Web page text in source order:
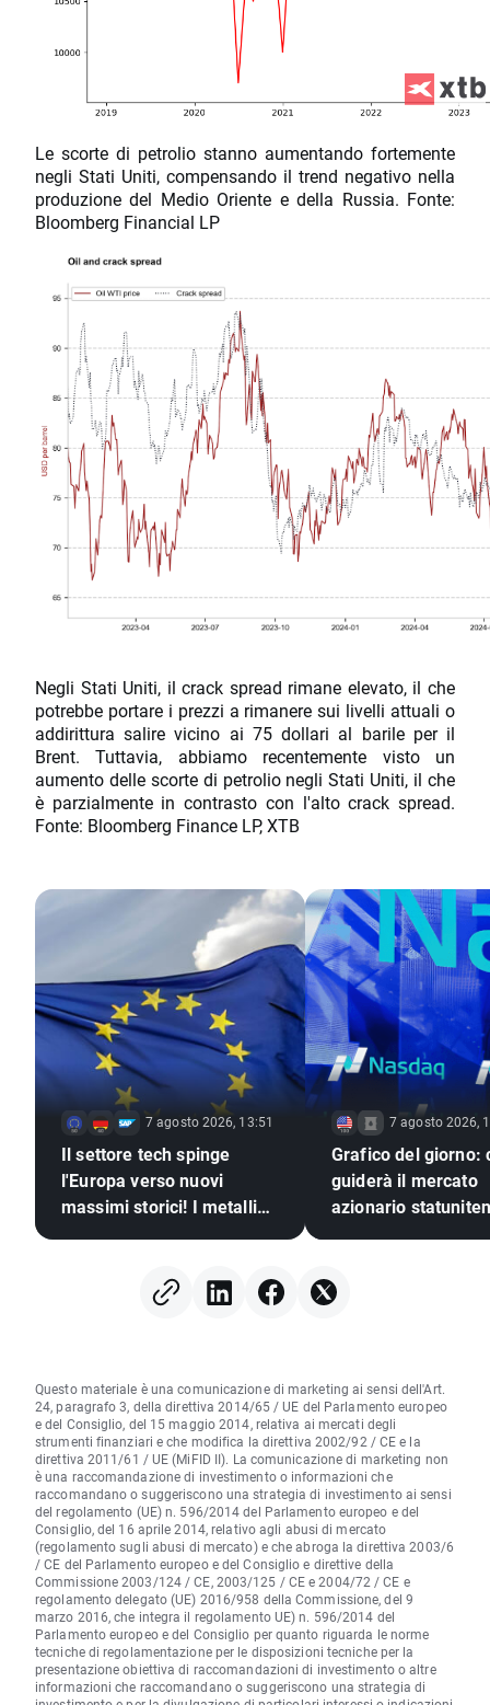
Le scorte di petrolio stanno aumentando fortemente
negli Stati Uniti, compensando il trend negativo nella
produzione del Medio Oriente e della Russia. Fonte:
Bloomberg Financial LP
Negli Stati Uniti, il crack spread rimane elevato, il che
potrebbe portare i prezzi a rimanere sui livelli attuali o
addirittura salire vicino ai 75 dollari al barile per il
Brent. Tuttavia, abbiamo recentemente visto un
aumento delle scorte di petrolio negli Stati Uniti, il che
è parzialmente in contrasto con l'alto crack spread.
Fonte: Bloomberg Finance LP, XTB
7 agosto 2026, 13:51
Il settore tech spinge
l'Europa verso nuovi
massimi storici! I metalli
del dollaro (07.08.2026)
7 agosto 2026,
Grafico del giorno:
guiderà il mercato
azionario
Questo materiale è una comunicazione di marketing ai sensi dell'Art.
24, paragrafo 3, della direttiva 2014/65 / UE del Parlamento europeo
e del Consiglio, del 15 maggio 2014, relativa ai mercati degli
strumenti finanziari e che modifica la direttiva 2002/92 / CE e la
direttiva 2011/61 / UE (MiFID II). La comunicazione di marketing non
è una raccomandazione di investimento o informazioni che
raccomandano o suggeriscono una strategia di investimento ai sensi
del regolamento (UE) n. 596/2014 del Parlamento europeo e del
Consiglio, del 16 aprile 2014, relativo agli abusi di mercato
(regolamento sugli abusi di mercato) e che abroga la direttiva 2003/6
/ CE del Parlamento europeo e del Consiglio e direttive della
Commissione 2003/124 / CE, 2003/125 / CE e 2004/72 / CE e
regolamento delegato (UE) 2016/958 della Commissione, del 9
marzo 2016, che integra il regolamento UE) n. 596/2014 del
Parlamento europeo e del Consiglio per quanto riguarda le norme
tecniche di regolamentazione per le disposizioni tecniche per la
presentazione obiettiva di raccomandazioni di investimento o altre
informazioni che raccomandano o suggeriscono una strategia di